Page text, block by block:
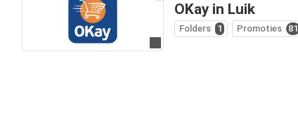
OKay in Luik
Folders 1 Promoties 81